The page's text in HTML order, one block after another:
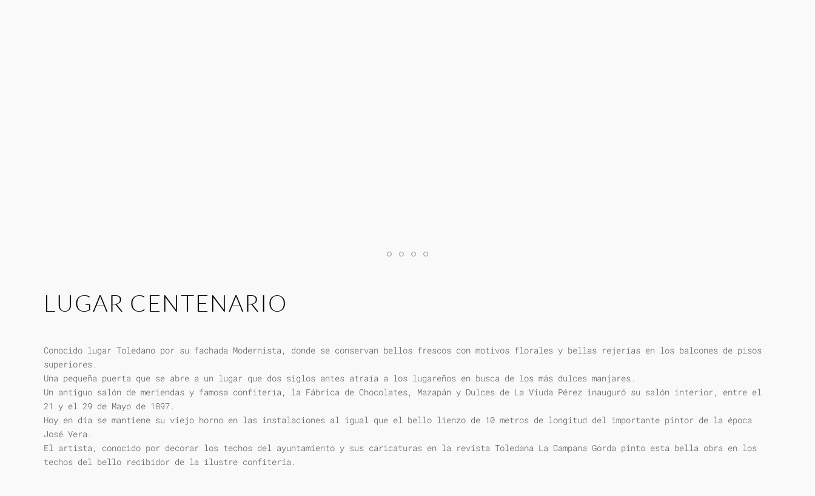
LUGAR CENTENARIO
Conocido lugar Toledano por su fachada Modernista, donde se conservan bellos frescos con motivos florales y bellas rejerías en los balcones de pisos
superiores.
Una pequeña puerta que se abre a un lugar que dos siglos antes atraía a los lugareños en busca de los más dulces manjares.
Un antiguo salón de meriendas y famosa confitería, la Fábrica de Chocolates, Mazapán y Dulces de La Viuda Pérez inauguró su salón interior, entre el
21 y el 29 de Mayo de 1897.
Hoy en día se mantiene su viejo horno en las instalaciones al igual que el bello lienzo de 10 metros de longitud del importante pintor de la época
José Vera.
El artista, conocido por decorar los techos del ayuntamiento y sus caricaturas en la revista Toledana La Campana Gorda pinto esta bella obra en los
techos del bello recibidor de la ilustre confitería.